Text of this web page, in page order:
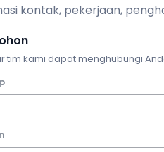
kontak, pekerjaan,
tim kami dapat menghubungi